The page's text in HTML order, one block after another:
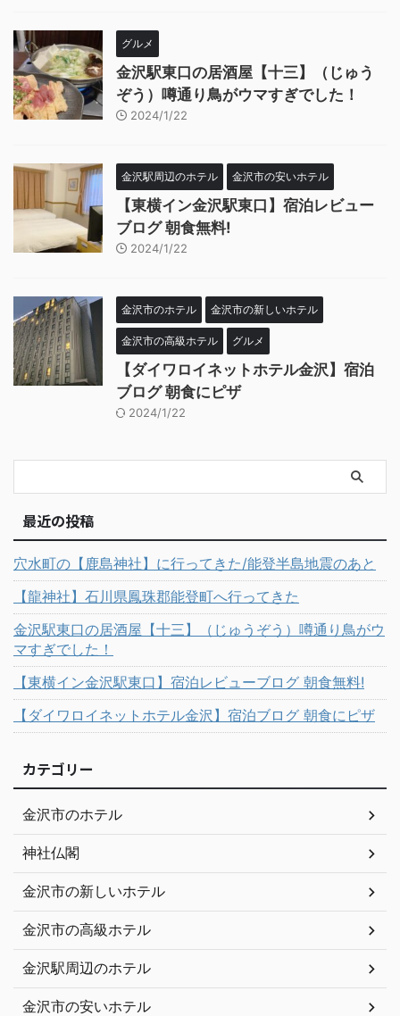
グルメ
金沢駅東口の居酒屋【十三】（じゅう
ぞう）噂通り鳥がウマすぎでした！
2024/1/22
金沢駅周辺のホテル 金沢市の安いホテル
【東横イン金沢駅東口】宿泊レビュー
ブログ 朝食無料!
2024/1/22
金沢市のホテル 金沢市の新しいホテル
金沢市の高級ホテル グルメ
【ダイワロイネットホテル金沢】宿泊
ブログ 朝食にピザ
2024/1/22
最近の投稿
穴水町の【鹿島神社】に行ってきた/能登半島地震のあと
【龍神社】石川県鳳珠郡能登町へ行ってきた
金沢駅東口の居酒屋【十三】（じゅうぞう）噂通り鳥がウ
マすぎでした！
【東横イン金沢駅東口】宿泊レビューブログ 朝食無料!
【ダイワロイネットホテル金沢】宿泊ブログ 朝食にピザ
カテゴリー
金沢市のホテル
神社仏閣
金沢市の新しいホテル
金沢市の高級ホテル
金沢駅周辺のホテル
金沢市の安いホテル